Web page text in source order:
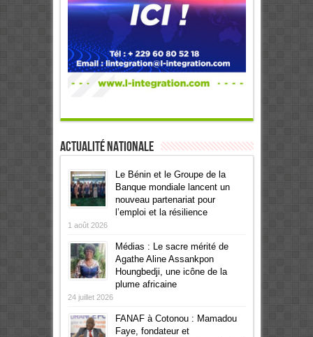
Actualité Nationale
Le Bénin et le Groupe de la
Banque mondiale lancent un
nouveau partenariat pour
l’emploi et la résilience
1 août 2026
Médias : Le sacre mérité de
Agathe Aline Assankpon
Houngbedji, une icône de la
plume africaine
24 juillet 2026
FANAF à Cotonou : Mamadou
Faye, fondateur et